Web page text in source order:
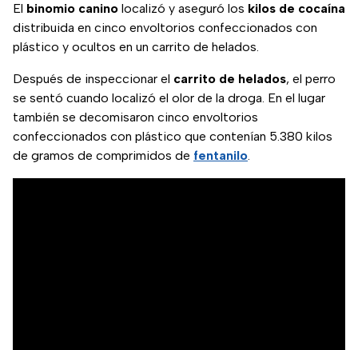
El binomio canino localizó y aseguró los kilos de cocaína
distribuida en cinco envoltorios confeccionados con
plástico y ocultos en un carrito de helados.
Después de inspeccionar el carrito de helados, el perro
se sentó cuando localizó el olor de la droga. En el lugar
también se decomisaron cinco envoltorios
confeccionados con plástico que contenían 5.380 kilos
de gramos de comprimidos de fentanilo.